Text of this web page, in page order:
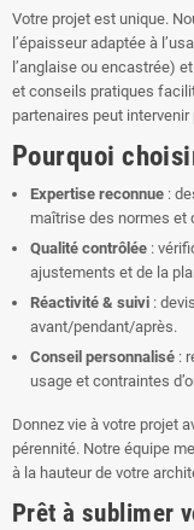
Votre projet est unique.
l’épaisseur adaptée à
l’anglaise ou encastrée)
et conseils pratiques
partenaires peut
Pourquoi
Expertise reconnue :
maîtrise des normes et
Qualité contrôlée :
ajustements et de la
Réactivité & suivi :
avant/pendant/après.
Conseil personnalisé :
usage et contraintes
Donnez vie à votre projet
pérennité. Notre équipe
à la hauteur de votre
Prêt à sublimer